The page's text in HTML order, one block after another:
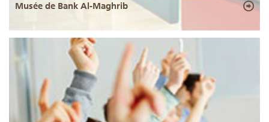
Musée de Bank Al-Maghrib